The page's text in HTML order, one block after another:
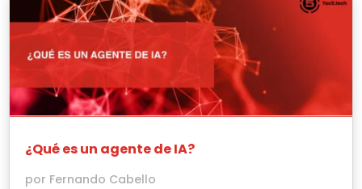
¿Qué es un agente de IA?
por Fernando Cabello